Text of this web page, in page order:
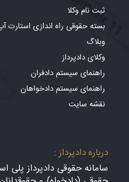
ثبت نام وکلا
بسته حقوقی راه اندازی استارت
وبلاگ
وکلای دادپرداز
راهنمای سیستم دادفران
راهنمای سیستم دادخواهان
نقشه سایت
درباره دادپرداز :
سامانه حقوقی دادپرداز